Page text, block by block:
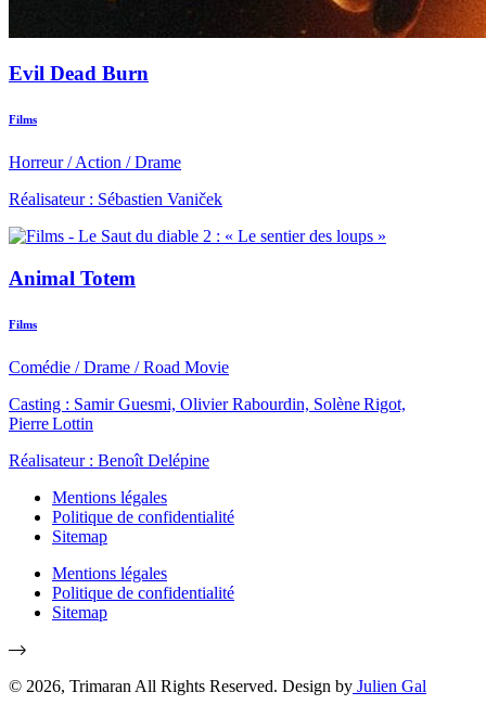
Evil Dead Burn
Films
Horreur/Action /Drame
Réalisateur : Sébastien Vaniček
Animal Totem
Films
Comédie /Drame /Road Movie
Casting : Samir Guesmi, Olivier Rabourdin, Solène Rigot,
Pierre Lottin
Réalisateur : Benoît Delépine
Mentions légales
Politique de confidentialité
Sitemap
Mentions légales
Politique de confidentialité
Sitemap
© 2026, Trimaran All Rights Reserved. Design by Julien Gal